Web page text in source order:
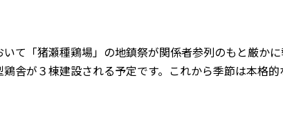
て「猪瀬種鶏場」の地鎮祭が関係者参列のもと厳かに
舎が３棟建設される予定です。これから季節は本格